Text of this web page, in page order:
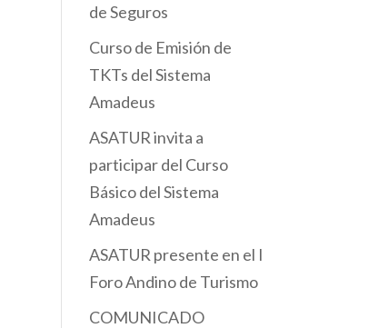
de Seguros
Curso de Emisión de
TKTs del Sistema
Amadeus
ASATUR invita a
participar del Curso
Básico del Sistema
Amadeus
ASATUR presente en el I
Foro Andino de Turismo
COMUNICADO